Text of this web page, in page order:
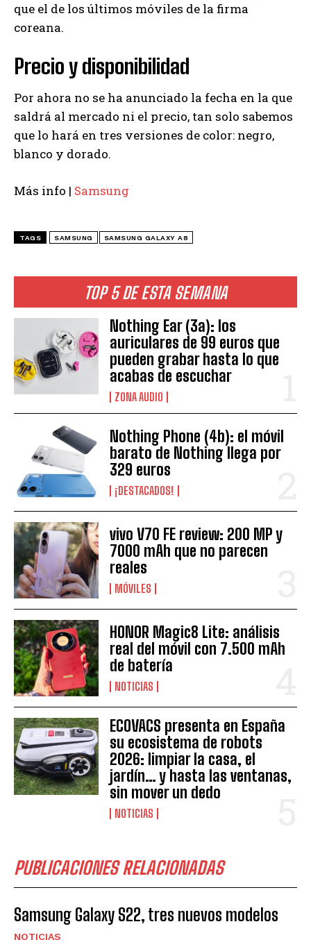
TOP 5 DE ESTA SEMANA
Nothing Ear (3a): los
auriculares de 99 euros que
pueden grabar hasta lo que
acabas de escuchar
ZONA AUDIO
Nothing Phone (4b): el móvil
barato de Nothing llega por
329 euros
¡DESTACADOS!
vivo V70 FE review: 200 MP y
7000 mAh que no parecen
reales
MÓVILES
HONOR Magic8 Lite: análisis
real del móvil con 7.500 mAh
de batería
NOTICIAS
ECOVACS presenta en España
su ecosistema de robots
2026: limpiar la casa, el
jardín… y hasta las ventanas,
sin mover un dedo
NOTICIAS
PUBLICACIONES RELACIONADAS
Samsung Galaxy S22, tres nuevos modelos
NOTICIAS
que el de los últimos móviles de la firma
coreana.
Precio y disponibilidad
Por ahora no se ha anunciado la fecha en la que
saldrá al mercado ni el precio, tan solo sabemos
que lo hará en tres versiones de color: negro,
blanco y dorado.
Más info | Samsung
TAGS SAMSUNG SAMSUNG GALAXY A8